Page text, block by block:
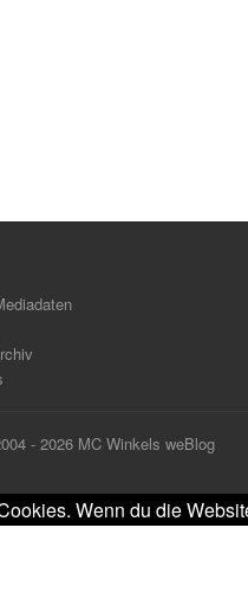
- 2026 MC Winkels weBlog
Wenn du die